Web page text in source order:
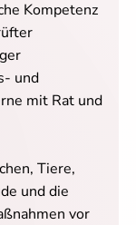
Kompetenz
und
mit Rat und
Tiere,
und die
vor